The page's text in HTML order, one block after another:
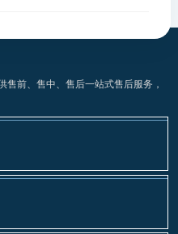
、售中、售后一站式售后服务，